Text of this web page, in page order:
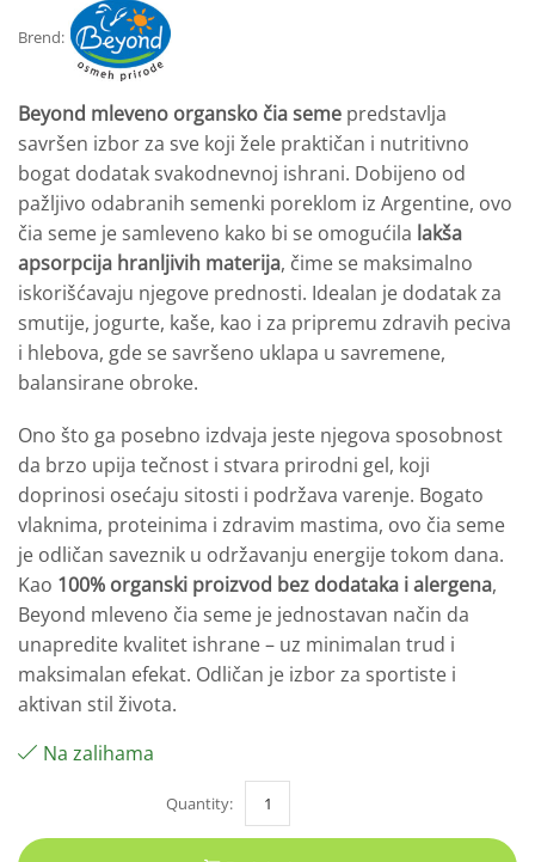
Brend:
Beyond mleveno organsko čia seme predstavlja
savršen izbor za sve koji žele praktičan i nutritivno
bogat dodatak svakodnevnoj ishrani. Dobijeno od
pažljivo odabranih semenki poreklom iz Argentine, ovo
čia seme je samleveno kako bi se omogućila lakša
apsorpcija hranljivih materija, čime se maksimalno
iskorišćavaju njegove prednosti. Idealan je dodatak za
smutije, jogurte, kaše, kao i za pripremu zdravih peciva
i hlebova, gde se savršeno uklapa u savremene,
balansirane obroke.
Ono što ga posebno izdvaja jeste njegova sposobnost
da brzo upija tečnost i stvara prirodni gel, koji
doprinosi osećaju sitosti i podržava varenje. Bogato
vlaknima, proteinima i zdravim mastima, ovo čia seme
je odličan saveznik u održavanju energije tokom dana.
Kao 100% organski proizvod bez dodataka i alergena,
Beyond mleveno čia seme je jednostavan način da
unapredite kvalitet ishrane – uz minimalan trud i
maksimalan efekat. Odličan je izbor za sportiste i
aktivan stil života.
Na zalihama